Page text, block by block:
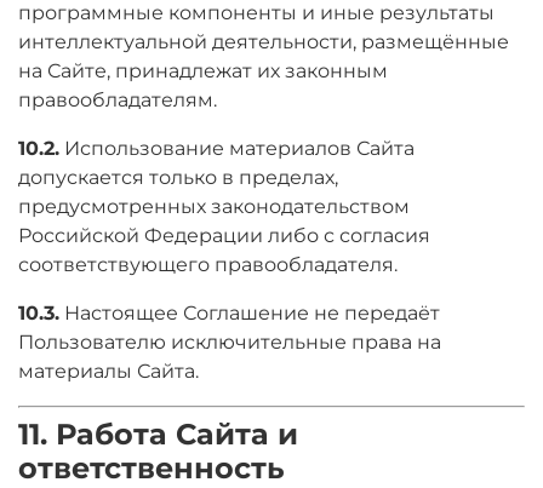
программные компоненты и иные результаты
интеллектуальной деятельности, размещённые
на Сайте, принадлежат их законным
правообладателям.
10.2. Использование материалов Сайта
допускается только в пределах,
предусмотренных законодательством
Российской Федерации либо с согласия
соответствующего правообладателя.
10.3. Настоящее Соглашение не передаёт
Пользователю исключительные права на
материалы Сайта.
11. Работа Сайта и
ответственность